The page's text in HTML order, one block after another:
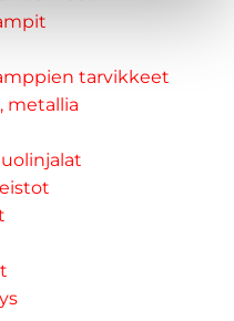
tarvikkeet
metallia